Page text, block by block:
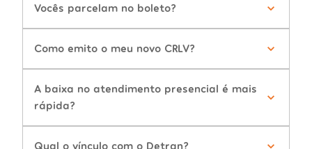
Vocês parcelam no boleto?
Como emito o meu novo CRLV?
A baixa no atendimento presencial é mais
rápida?
Qual o vínculo com o Detran?